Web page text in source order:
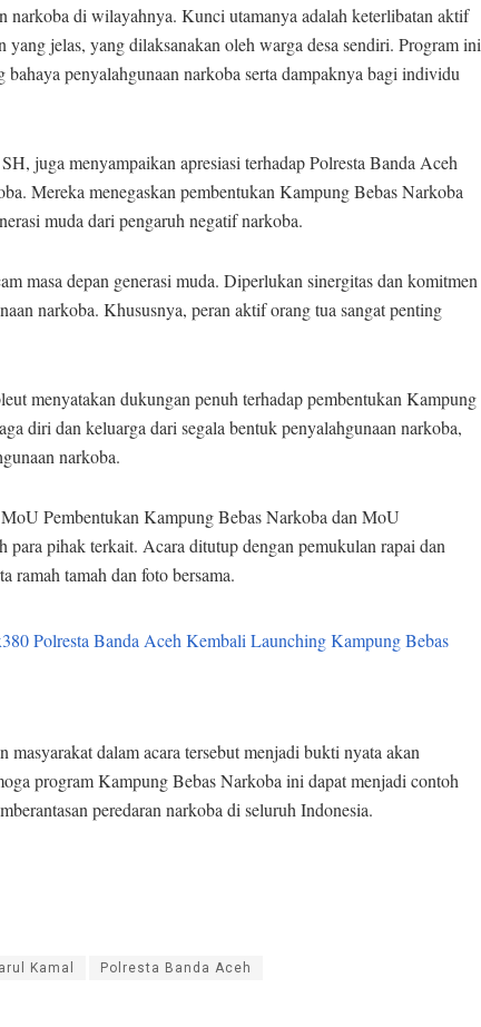
narkoba di wilayahnya. Kunci utamanya adalah keterlibatan aktif
yang jelas, yang dilaksanakan oleh warga desa sendiri. Program ini
penyalahgunaan narkoba serta dampaknya bagi individu
juga menyampaikan apresiasi terhadap Polresta Banda Aceh
Mereka menegaskan pembentukan Kampung Bebas Narkoba
muda dari pengaruh negatif narkoba.
masa depan generasi muda. Diperlukan sinergitas dan komitmen
narkoba. Khususnya, peran aktif orang tua sangat penting
menyatakan dukungan penuh terhadap pembentukan Kampung
diri dan keluarga dari segala bentuk penyalahgunaan narkoba,
narkoba.
Pembentukan Kampung Bebas Narkoba dan MoU
pihak terkait. Acara ditutup dengan pemukulan rapai dan
ramah tamah dan foto bersama.
dalam acara tersebut menjadi bukti nyata akan
program Kampung Bebas Narkoba ini dapat menjadi contoh
peredaran narkoba di seluruh Indonesia.
Kamal Polresta Banda Aceh